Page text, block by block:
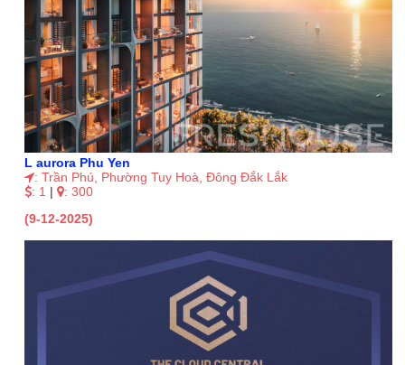
L aurora Phu Yen
: Trần Phú, Phường Tuy Hoà, Đông Đắk Lắk
: 1 | : 300
(9-12-2025)